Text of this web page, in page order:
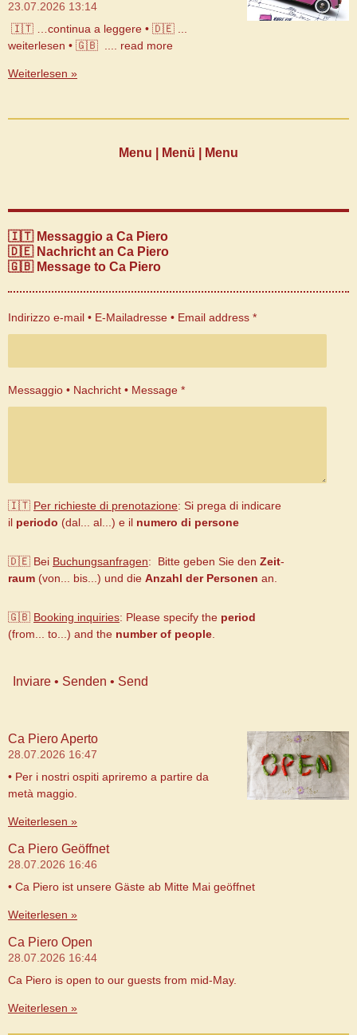
23.07.2026 13:14
🇮🇹 …continua a leggere • 🇩🇪 ...
weiterlesen • 🇬🇧 .... read more
Weiterlesen »
Menu | Menü | Menu
🇮🇹 Messaggio a Ca Piero
🇩🇪 Nachricht an Ca Piero
🇬🇧 Message to Ca Piero
Indirizzo e-mail • E-Mailadresse • Email address *
Messaggio • Nachricht • Message *
🇮🇹 Per richieste di prenotazione: Si prega di indicare
il periodo (dal... al...) e il numero di persone
🇩🇪 Bei Buchungsanfragen: Bitte geben Sie den Zeit-
raum (von... bis...) und die Anzahl der Personen an.
🇬🇧 Booking inquiries: Please specify the period
(from... to...) and the number of people
Inviare • Senden • Send
Ca Piero Aperto
28.07.2026 16:47
• Per i nostri ospiti apriremo a partire da
metà maggio.
Weiterlesen »
Ca Piero Geöffnet
28.07.2026 16:46
• Ca Piero ist unsere Gäste ab Mitte Mai geöffnet
Weiterlesen »
Ca Piero Open
28.07.2026 16:44
Ca Piero is open to our guests from mid-May.
Weiterlesen »